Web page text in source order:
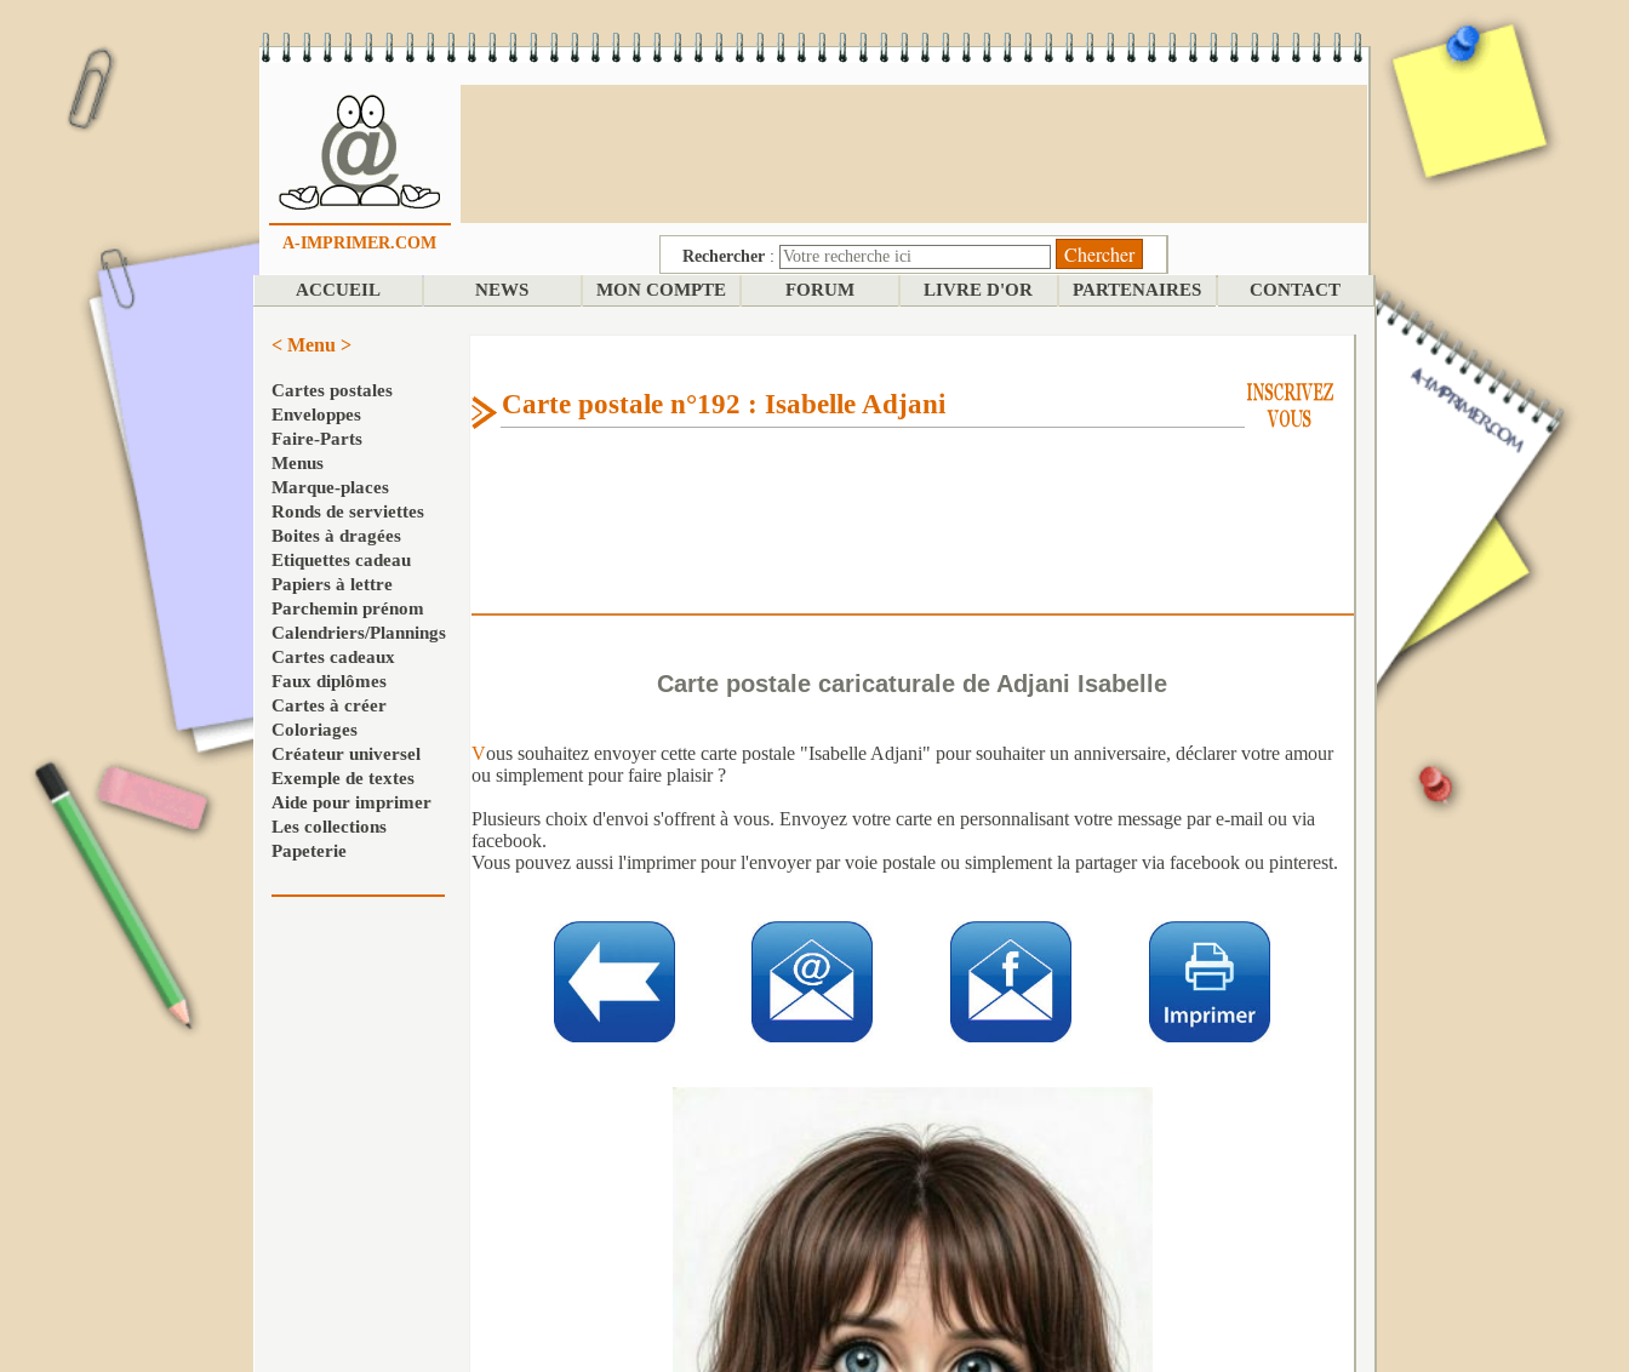
A-IMPRIMER.COM
Rechercher :
ACCUEIL NEWS MON COMPTE FORUM LIVRE D'OR PARTENAIRES CONTACT
< Menu >
Cartes postales
Enveloppes
Faire-Parts
Menus
Marque-places
Ronds de serviettes
Boites à dragées
Etiquettes cadeau
Papiers à lettre
Parchemin prénom
Calendriers/Plannings
Cartes cadeaux
Faux diplômes
Cartes à créer
Coloriages
Créateur universel
Exemple de textes
Aide pour imprimer
Les collections
Papeterie
Carte postale n°192 : Isabelle Adjani
Carte postale caricaturale de Adjani Isabelle
Vous souhaitez envoyer cette carte postale "Isabelle Adjani" pour souhaiter un anniversaire, déclarer votre amour
ou simplement pour faire plaisir ?
Plusieurs choix d'envoi s'offrent à vous. Envoyez votre carte en personnalisant votre message par e-mail ou via
facebook.
Vous pouvez aussi l'imprimer pour l'envoyer par voie postale ou simplement la partager via facebook ou pinterest.